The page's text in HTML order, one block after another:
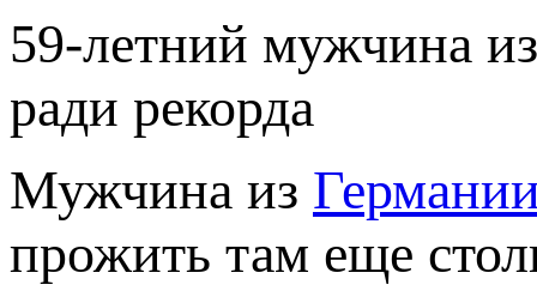
59-летний мужчина
ради рекорда
Мужчина из
прожить там еще